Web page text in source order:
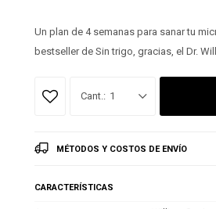
Un plan de 4 semanas para sanar tu
bestseller de Sin trigo, gracias, el Dr.
1
MÉTODOS Y COSTOS DE ENVÍO
CARACTERÍSTICAS